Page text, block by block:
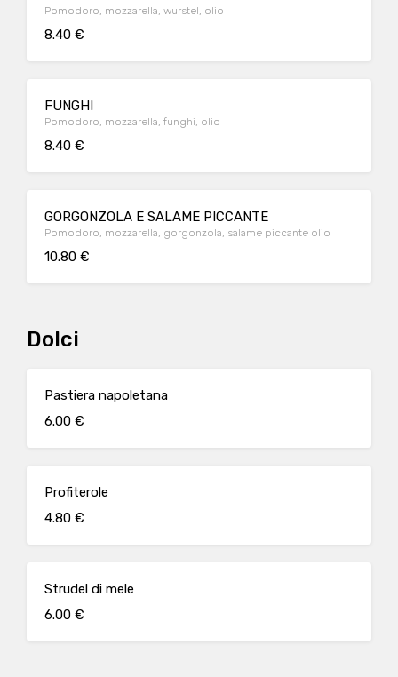
Pomodoro, mozzarella, wurstel, olio
8.40 €
FUNGHI
Pomodoro, mozzarella, funghi, olio
8.40 €
GORGONZOLA E SALAME PICCANTE
Pomodoro, mozzarella, gorgonzola, salame piccante olio
10.80 €
Dolci
Pastiera napoletana
6.00 €
Profiterole
4.80 €
Strudel di mele
6.00 €